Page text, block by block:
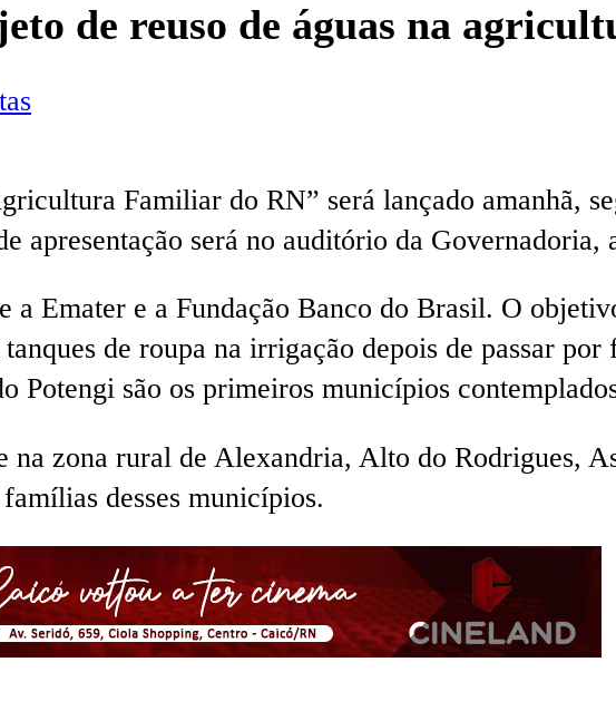
de reuso de águas na
Familiar do RN” será lançado amanhã,
apresentação será no auditório da Governadoria,
Emater e a Fundação Banco do Brasil. O
de roupa na irrigação depois de passar
Potengi são os primeiros municípios
zona rural de Alexandria, Alto do Rodrigues,
desses municípios.